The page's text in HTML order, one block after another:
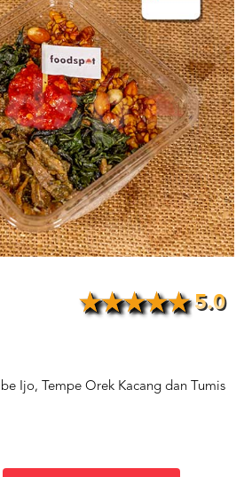
5.0
Ijo, Tempe Orek Kacang dan Tumis